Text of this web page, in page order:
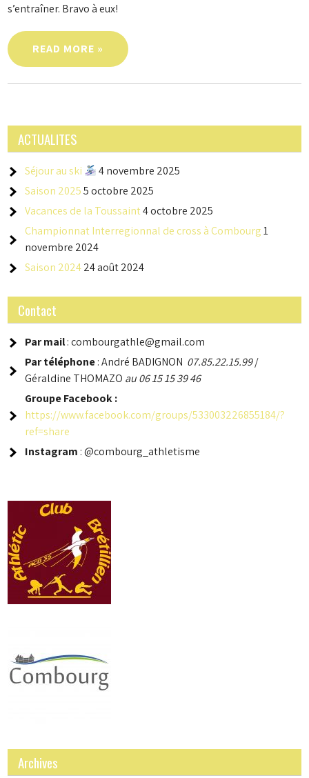
s’entraîner. Bravo à eux!
READ MORE »
ACTUALITES
Séjour au ski
4 novembre 2025
Saison 2025 5 octobre 2025
Vacances de la Toussaint4 octobre 2025
Championnat Interregionnal de cross à Combourg 1
novembre 2024
Saison 202424 août 2024
Contact
Par mail: combourgathle@gmail.com
Par téléphone: André BADIGNON 07.85.22.15.99/
Géraldine THOMAZO au 06 15 15 39 46
GroupeFacebook :
https://www.facebook.com/groups/533003226855184/?
ref=share
Instagram : @combourg_athletisme
Archives